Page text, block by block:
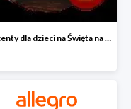
Prezenty dla dzieci na Święta na Allegro do -50%